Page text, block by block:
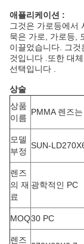
애플리케이션 :
그것은 가로등에서
묵은 가로, 가로등,
이끌었습니다. 그
것입니다 .또한 대
선택입니다 .
상술
상품
이름
PMMA 렌즈
모델
부정
SUN-
렌즈
의 재
료
광학적인 PC
MOQ30 PC
렌즈